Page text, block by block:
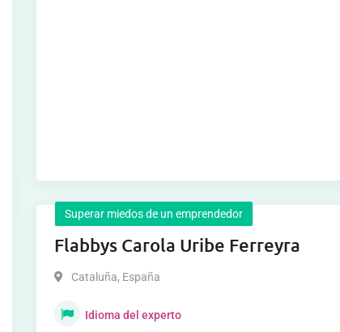
Superar miedos de un emprendedor
Flabbys Carola Uribe Ferreyra
Cataluña, España
Idioma del experto